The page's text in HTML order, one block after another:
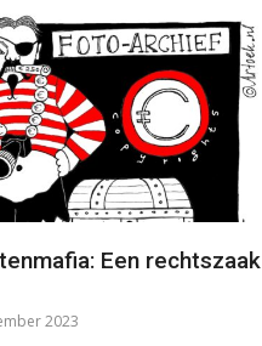
Een rechtszaak
2023